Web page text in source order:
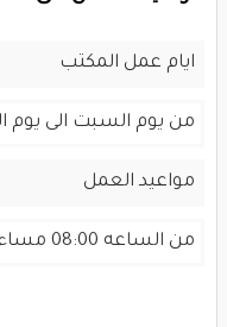
ايام عمل المكتب
من يوم السبت الى يوم
مواعيد العمل
من الساعه 08:00 مساءا الى الساعه 02:00 عصرا